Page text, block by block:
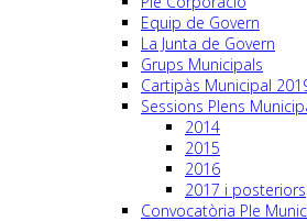
Equip de Govern
La Junta de Govern
Grups Municipals
Cartipàs Municipal
Sessions Plens
2014
2015
2016
2017 i posteriors
Convocatòria Ple